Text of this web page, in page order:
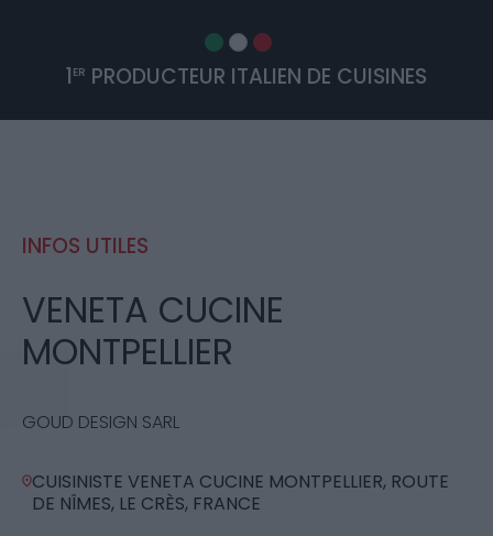
1 ER PRODUCTEUR ITALIEN DE CUISINES
INFOS UTILES
VENETA CUCINE
MONTPELLIER
GOUD DESIGN SARL
CUISINISTE VENETA CUCINE MONTPELLIER, ROUTE
DE NÎMES, LE CRÈS, FRANCE